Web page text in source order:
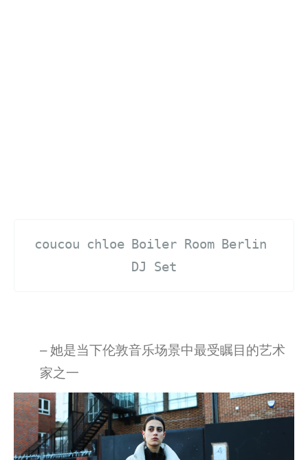
coucou chloe Boiler Room Berlin
DJ Set
– 她是当下伦敦音乐场景中最受瞩目的艺术
家之一